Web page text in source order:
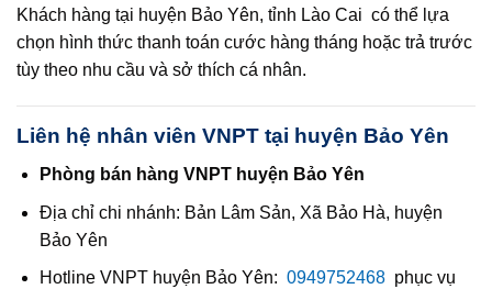
Khách hàng tại huyện Bảo Yên, tỉnh Lào Cai có thể lựa
chọn hình thức thanh toán cước hàng tháng hoặc trả trước
tùy theo nhu cầu và sở thích cá nhân.
Liên hệ nhân viên VNPT tại huyện Bảo Yên
Phòng bán hàng VNPT huyện Bảo Yên
Địa chỉ chi nhánh: Bản Lâm Sản, Xã Bảo Hà, huyện
Bảo Yên
Hotline VNPT huyện Bảo Yên: 0949752468 phục vụ